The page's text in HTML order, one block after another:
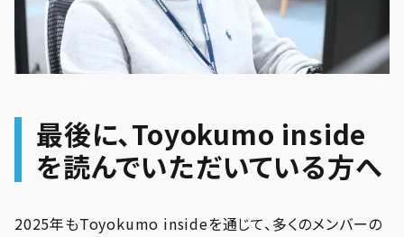
最後に、Toyokumo inside
を読んでいただいている方へ
2025年もToyokumo insideを通じて、多くのメンバーの